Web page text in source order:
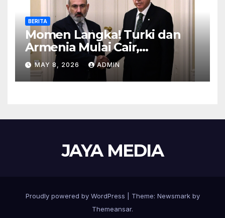
BERITA
Momen Langka! Turki dan
Armenia Mulai Cair,
Perbatasan Siap Dibuka
MAY 8, 2026 ADMIN
JAYA MEDIA
Proudly powered by WordPress Theme: Newsmarkby
Themeansar.